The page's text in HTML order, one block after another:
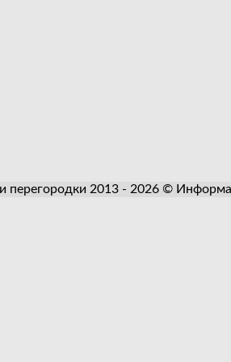
2013 - 2026 ©